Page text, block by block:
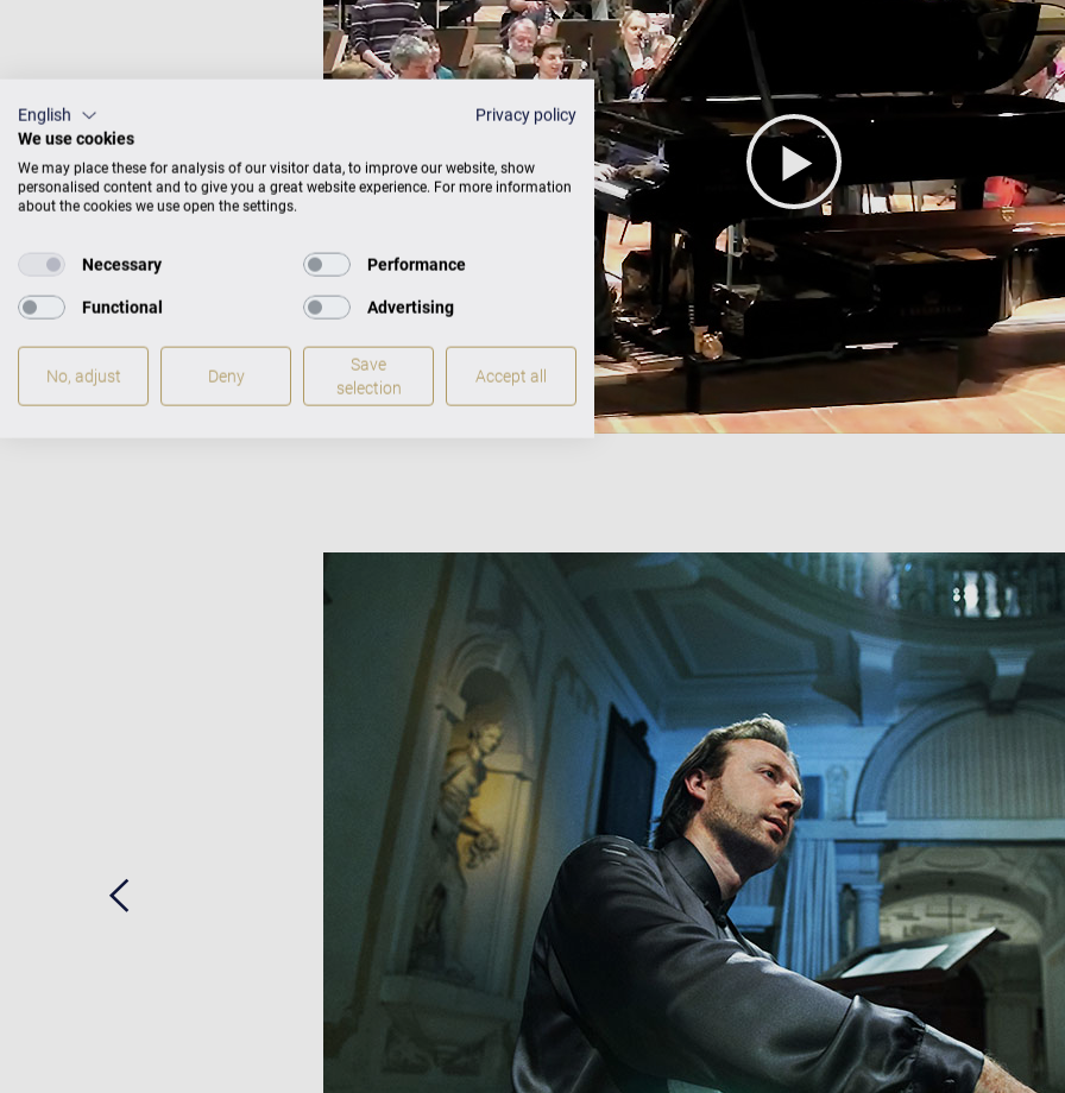
English
Privacy policy
We use cookies
We may place these for analysis of our visitor data, to improve our website, show
personalised content and to give you a great website experience. For more information
about the cookies we use open the settings.
Necessary Performance
Functional Advertising
No, adjust Deny
Save
selection
Accept all